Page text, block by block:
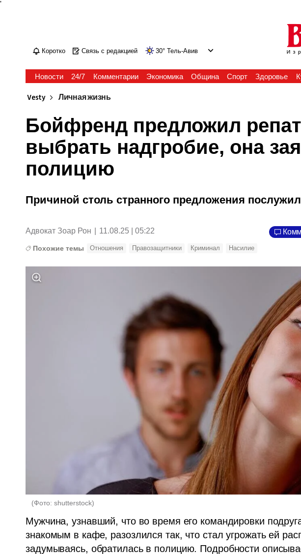
'
Коротко Связь с редакцией 30° Тель-Авив
Новости 24/7 Комментарии Экономика Община Спорт Здоровье
Vesty Личная жизнь
Бойфренд предложил
выбрать надгробие, она
полицию
Причиной столь странного предложения
Адвокат Зоар Рон 11.08.25 | 05:22
Похожие темы Отношения Правозащитники Криминал Насилие
(Фото: shutterstock)
Мужчина, узнавший, что во время его командировки
знакомым в кафе, разозлился так, что стал угрожать ей